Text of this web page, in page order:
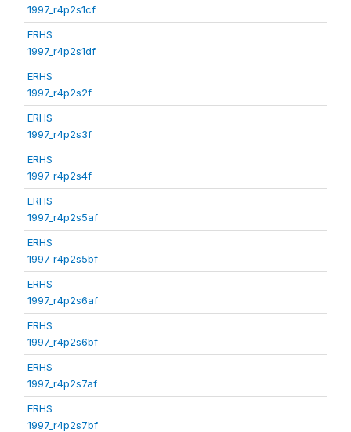
1997_r4p2s1cf
ERHS
1997_r4p2s1df
ERHS
1997_r4p2s2f
ERHS
1997_r4p2s3f
ERHS
1997_r4p2s4f
ERHS
1997_r4p2s5af
ERHS
1997_r4p2s5bf
ERHS
1997_r4p2s6af
ERHS
1997_r4p2s6bf
ERHS
1997_r4p2s7af
ERHS
1997_r4p2s7bf